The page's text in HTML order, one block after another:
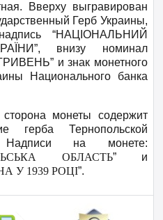
Вверху выгравирован
Герб Украины,
“НАЦІОНАЛЬНИЙ
внизу номинал
и знак монетного
Национального банка
монеты содержит
герба Тернопольской
Надписи на монете:
ОБЛАСТЬ” и
У 1939 РОЦІ”.